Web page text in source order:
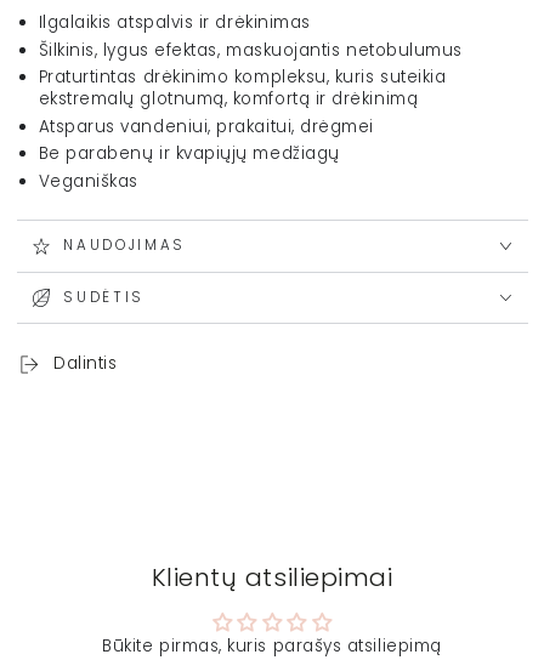
Ilgalaikis atspalvis ir drėkinimas
Šilkinis, lygus efektas, maskuojantis netobulumus
Praturtintas drėkinimo kompleksu, kuris suteikia
ekstremalų glotnumą, komfortą ir drėkinimą
Atsparus vandeniui, prakaitui, drėgmei
Be parabenų ir kvapiųjų medžiagų
Veganiškas
NAUDOJIMAS
SUDĖTIS
Dalintis
Klientų atsiliepimai
Būkite pirmas, kuris parašys atsiliepimą